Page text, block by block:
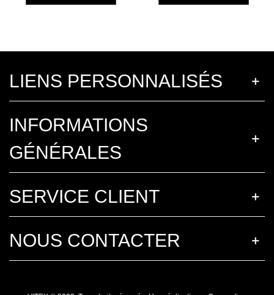
LIENS PERSONNALISÉS
INFORMATIONS
GÉNÉRALES
SERVICE CLIENT
NOUS CONTACTER